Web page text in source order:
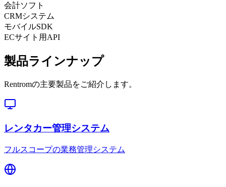
会計ソフト
CRMシステム
モバイルSDK
ECサイト用API
製品ラインナップ
Rentromの主要製品をご紹介します。
レンタカー管理システム
フルスコープの業務管理システム